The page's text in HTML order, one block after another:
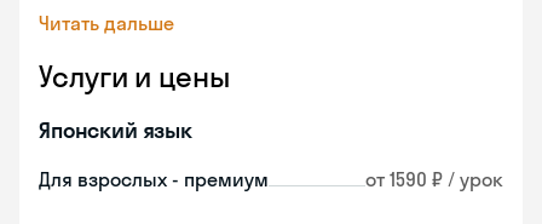
Читать дальше
Услуги и цены
Японский язык
Для взрослых - премиум от 1590 ₽ / урок